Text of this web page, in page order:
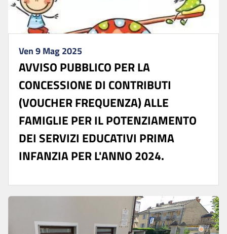
Ven 9 Mag 2025
AVVISO PUBBLICO PER LA
CONCESSIONE DI CONTRIBUTI
(VOUCHER FREQUENZA) ALLE
FAMIGLIE PER IL POTENZIAMENTO
DEI SERVIZI EDUCATIVI PRIMA
INFANZIA PER L'ANNO 2024.
...